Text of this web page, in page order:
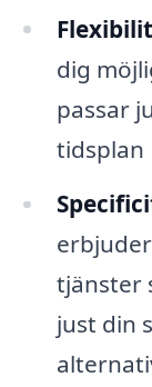
dig
passar
tidsplan
tjänster
just din